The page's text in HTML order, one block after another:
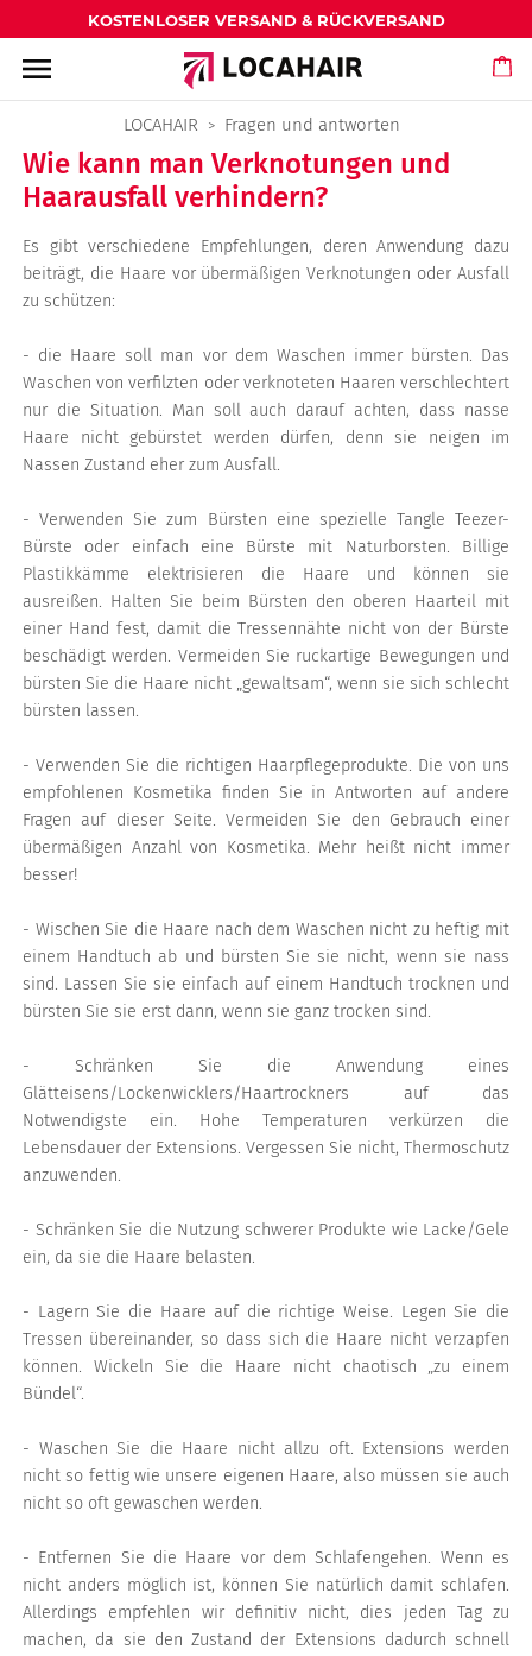
KOSTENLOSER VERSAND & RÜCKVERSAND
menu
LOCAHAIR Fragen und antworten
Wie kann man Verknotungen und
Haarausfall verhindern?
Es gibt verschiedene Empfehlungen, deren Anwendung dazu
beiträgt, die Haare vor übermäßigen Verknotungen oder Ausfall
zu schützen:
- die Haare soll man vor dem Waschen immer bürsten. Das
Waschen von verfilzten oder verknoteten Haaren verschlechtert
nur die Situation. Man soll auch darauf achten, dass nasse
Haare nicht gebürstet werden dürfen, denn sie neigen im
Nassen Zustand eher zum Ausfall.
- Verwenden Sie zum Bürsten eine spezielle Tangle Teezer-
Bürste oder einfach eine Bürste mit Naturborsten. Billige
Plastikkämme elektrisieren die Haare und können sie
ausreißen. Halten Sie beim Bürsten den oberen Haarteil mit
einer Hand fest, damit die Tressennähte nicht von der Bürste
beschädigt werden. Vermeiden Sie ruckartige Bewegungen und
bürsten Sie die Haare nicht „gewaltsam“, wenn sie sich schlecht
bürsten lassen.
- Verwenden Sie die richtigen Haarpflegeprodukte. Die von uns
empfohlenen Kosmetika finden Sie in Antworten auf andere
Fragen auf dieser Seite. Vermeiden Sie den Gebrauch einer
übermäßigen Anzahl von Kosmetika. Mehr heißt nicht immer
besser!
- Wischen Sie die Haare nach dem Waschen nicht zu heftig mit
einem Handtuch ab und bürsten Sie sie nicht, wenn sie nass
sind. Lassen Sie sie einfach auf einem Handtuch trocknen und
bürsten Sie sie erst dann, wenn sie ganz trocken sind.
- Schränken Sie die Anwendung eines
Glätteisens/Lockenwicklers/Haartrockners auf das
Notwendigste ein. Hohe Temperaturen verkürzen die
Lebensdauer der Extensions. Vergessen Sie nicht, Thermoschutz
anzuwenden.
- Schränken Sie die Nutzung schwerer Produkte wie Lacke/Gele
ein, da sie die Haare belasten.
- Lagern Sie die Haare auf die richtige Weise. Legen Sie die
Tressen übereinander, so dass sich die Haare nicht verzapfen
können. Wickeln Sie die Haare nicht chaotisch „zu einem
Bündel“.
- Waschen Sie die Haare nicht allzu oft. Extensions werden
nicht so fettig wie unsere eigenen Haare, also müssen sie auch
nicht so oft gewaschen werden.
- Entfernen Sie die Haare vor dem Schlafengehen. Wenn es
nicht anders möglich ist, können Sie natürlich damit schlafen.
Allerdings empfehlen wir definitiv nicht, dies jeden Tag zu
machen, da sie den Zustand der Extensions dadurch schnell